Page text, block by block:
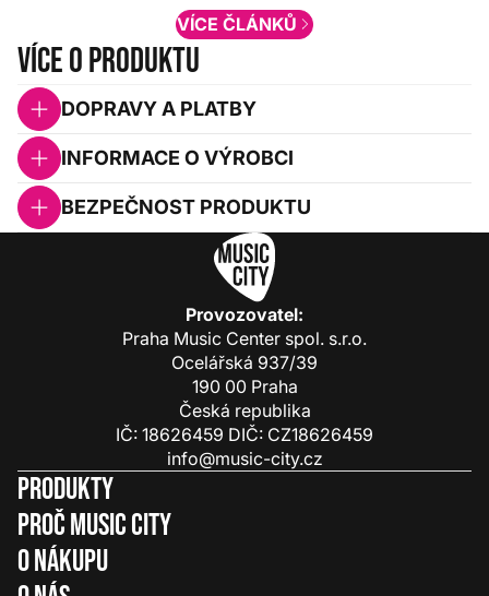
VÍCE ČLÁNKŮ
Více o produktu
DOPRAVY A PLATBY
INFORMACE O VÝROBCI
BEZPEČNOST PRODUKTU
Provozovatel:
Praha Music Center spol. s.r.o.
Ocelářská 937/39
190 00 Praha
Česká republika
IČ: 18626459 DIČ: CZ18626459
info@music-city.cz
Produkty
Proč Music City
O nákupu